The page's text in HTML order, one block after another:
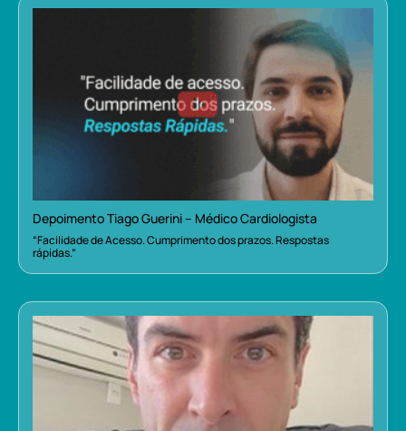
Depoimento Tiago Guerini – Médico Cardiologista
“Facilidade de Acesso. Cumprimento dos prazos. Respostas
rápidas.”